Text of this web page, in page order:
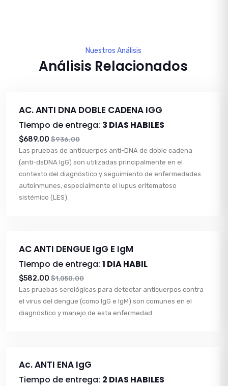
Nuestros Análisis
Análisis Relacionados
AC. ANTI DNA DOBLE CADENA IGG
Tiempo de entrega: 3 DIAS HABILES
$689.00 $936.00
Las pruebas de anticuerpos anti-DNA de doble cadena
(anti-dsDNA IgG) son utilizadas principalmente en el
contexto del diagnóstico y seguimiento de enfermedades
autoinmunes, especialmente el lupus eritematoso
sistémico (LES).
AC ANTI DENGUE IgG E IgM
Tiempo de entrega: 1 DIA HABIL
$582.00 $1,050.00
Las pruebas serológicas para detectar anticuerpos contra
el virus del dengue (como IgG e IgM) son comunes en el
diagnóstico y manejo de esta enfermedad.
Ac. ANTI ENA IgG
Tiempo de entrega: 2 DIAS HABILES